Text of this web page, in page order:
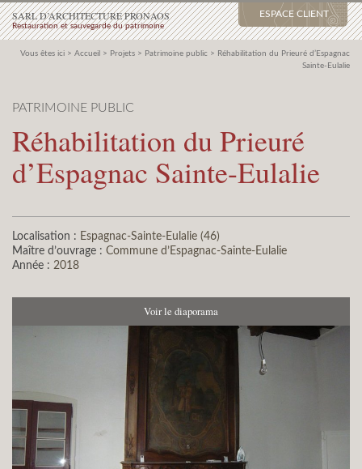
ESPACE CLIENT
SARL D’ARCHITECTURE PRONAOS
Restauration et sauvegarde du patrimoine
Vous êtes ici > Accueil > Projets > Patrimoine public > Réhabilitation du Prieuré d’Espagnac
Sainte-Eulalie
PATRIMOINE PUBLIC
Réhabilitation du Prieuré
d’Espagnac Sainte-Eulalie
Localisation : Espagnac-Sainte-Eulalie (46)
Maître d’ouvrage : Commune d’Espagnac-Sainte-Eulalie
Année : 2018
Voir le diaporama